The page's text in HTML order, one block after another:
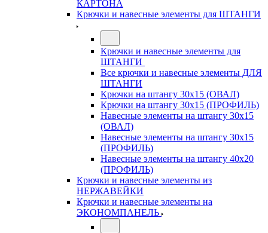
КАРТОНА
Крючки и навесные элементы для ШТАНГИ
Крючки и навесные элементы для
ШТАНГИ
Все крючки и навесные элементы ДЛЯ
ШТАНГИ
Крючки на штангу 30х15 (ОВАЛ)
Крючки на штангу 30х15 (ПРОФИЛЬ)
Навесные элементы на штангу 30х15
(ОВАЛ)
Навесные элементы на штангу 30х15
(ПРОФИЛЬ)
Навесные элементы на штангу 40х20
(ПРОФИЛЬ)
Крючки и навесные элементы из
НЕРЖАВЕЙКИ
Крючки и навесные элементы на
ЭКОНОМПАНЕЛЬ